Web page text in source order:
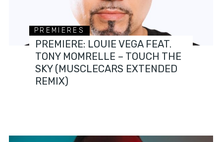
PREMIERES
PREMIERE: LOUIE VEGA FEAT.
TONY MOMRELLE – TOUCH THE
SKY (MUSCLECARS EXTENDED
REMIX)